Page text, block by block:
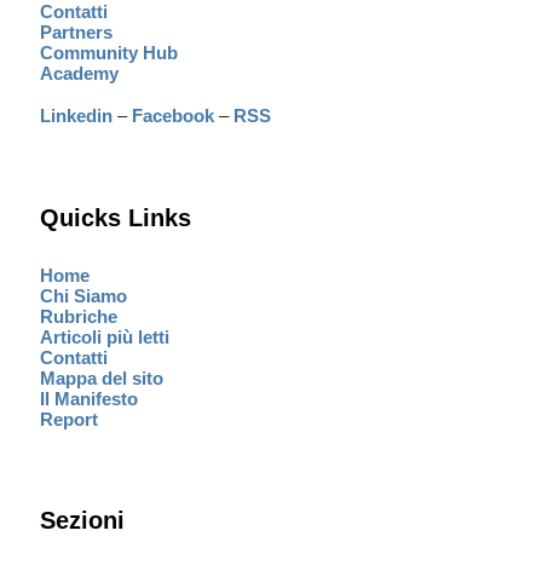
Contatti
Partners
Community Hub
Academy
Linkedin – Facebook – RSS
Quicks Links
Home
Chi Siamo
Rubriche
Articoli più letti
Contatti
Mappa del sito
Il Manifesto
Report
Sezioni